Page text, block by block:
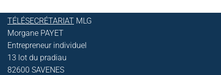
TÉLÉSECRÉTARIAT MLG
Morgane PAYET
Entrepreneur individuel
13 lot du pradiau
82600 SAVENES